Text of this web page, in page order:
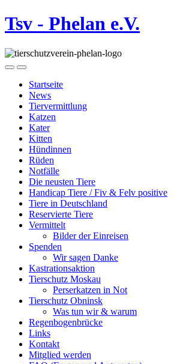
Tsv - Phelan e.V.
Startseite
News
Tiervermittlung
Katzen
Kater
Kitten
Hündinnen
Rüden
Notfälle
Die neusten Tiere
Handicap Tiere / Fiv & Felv positive
Tiere in Deutschland
Reservierte Tiere
Vermittelt
Bilder der Einreisen
Spenden
Wir sagen Danke
Kastrationsaktion
Tierschutz Moskau
Perserkatzen in Not
Tierschutz Obninsk
Was tun wir & warum
Regenbogenbrücke
Links
Kontakt
Mitglied werden